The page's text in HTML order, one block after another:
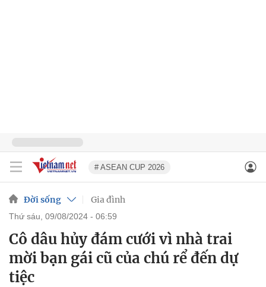
# ASEAN CUP 2026
Đời sống Gia đình
thứ sáu, 09/08/2024 - 06:59
Cô dâu hủy đám cưới vì nhà trai
mời bạn gái cũ của chú rể đến dự
tiệc